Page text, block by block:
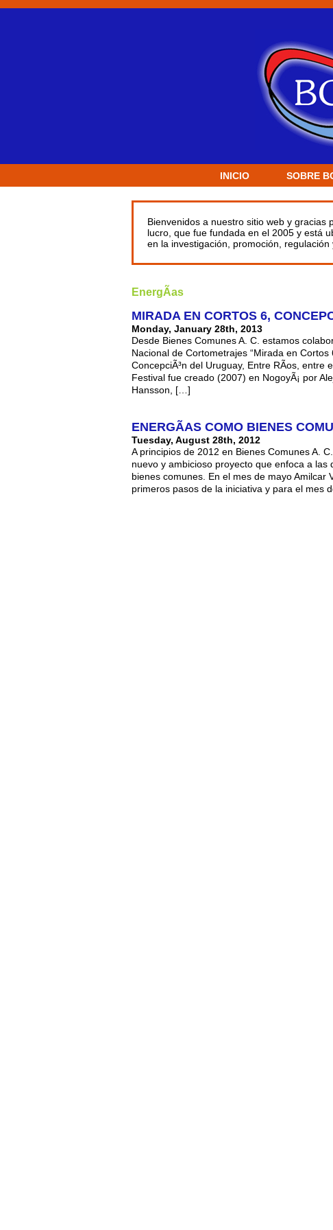
INICIO SOBRE
Bienvenidos a nuestro sitio web y gracias
lucro, que fue fundada en el 2005 y está
en la investigación, promoción,
EnergÃ­as
MIRADA EN CORTOS 6,
Monday, January 28th, 2013
Desde Bienes Comunes A. C. estamos
Nacional de Cortometrajes “Mirada en
ConcepciÃ³n del Uruguay, Entre RÃ­os, entre
Festival fue creado (2007) en NogoyÃ¡ por
Hansson, […]
ENERGÃ­AS COMO BIENES
Tuesday, August 28th, 2012
A principios de 2012 en Bienes Comunes A.
nuevo y ambicioso proyecto que enfoca a
bienes comunes. En el mes de mayo Amilcar
primeros pasos de la iniciativa y para el mes